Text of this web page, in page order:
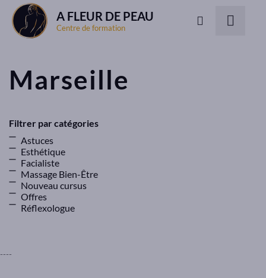
A FLEUR DE PEAU
Centre de formation
Marseille
Filtrer par catégories
Astuces
Esthétique
Facialiste
Massage Bien-Être
Nouveau cursus
Offres
Réflexologue
----